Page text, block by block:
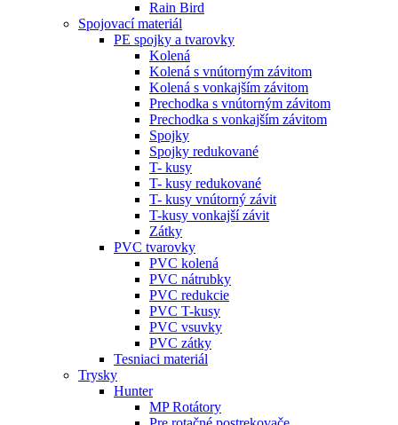
Rain Bird
Spojovací materiál
PE spojky a tvarovky
Kolená
Kolená s vnútorným závitom
Kolená s vonkajším závitom
Prechodka s vnútorným závitom
Prechodka s vonkajším závitom
Spojky
Spojky redukované
T- kusy
T- kusy redukované
T- kusy vnútorný závit
T-kusy vonkajší závit
Zátky
PVC tvarovky
PVC kolená
PVC nátrubky
PVC redukcie
PVC T-kusy
PVC vsuvky
PVC zátky
Tesniaci materiál
Trysky
Hunter
MP Rotátory